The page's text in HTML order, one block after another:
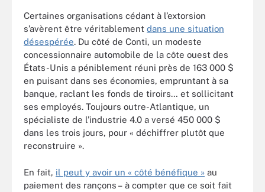
Certaines organisations cédant à l’extorsion
s’avèrent être véritablement dans une situation
désespérée. Du côté de Conti, un modeste
concessionnaire automobile de la côte ouest des
États-Unis a péniblement réuni près de 163 000 $
en puisant dans ses économies, empruntant à sa
banque, raclant les fonds de tiroirs… et sollicitant
ses employés. Toujours outre-Atlantique, un
spécialiste de l’industrie 4.0 a versé 450 000 $
dans les trois jours, pour « déchiffrer plutôt que
reconstruire ».
En fait, il peut y avoir un « côté bénéfique » au
paiement des rançons – à compter que ce soit fait